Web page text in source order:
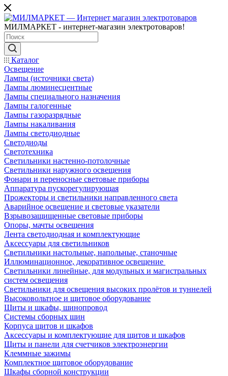
МИЛМАРКЕТ - интернет-магазин электротоваров!
Каталог
Освещение
Лампы (источники света)
Лампы люминесцентные
Лампы специального назначения
Лампы галогенные
Лампы газоразрядные
Лампы накаливания
Лампы светодиодные
Светодиоды
Светотехника
Светильники настенно-потолочные
Светильники наружного освещения
Фонари и переносные световые приборы
Аппаратура пускорегулирующая
Прожекторы и светильники направленного света
Аварийное освещение и световые указатели
Взрывозащищенные световые приборы
Опоры, мачты освещения
Лента светодиодная и комплектующие
Аксессуары для светильников
Светильники настольные, напольные, станочные
Иллюминационное, декоративное освещение
Светильники линейные, для модульных и магистральных
систем освещения
Светильники для освещения высоких пролётов и туннелей
Высоковольтное и щитовое оборудование
Щиты и шкафы, шинопровод
Системы сборных шин
Корпуса щитов и шкафов
Аксессуары и комплектующие для щитов и шкафов
Щиты и панели для счетчиков электроэнергии
Клеммные зажимы
Комплектное щитовое оборудование
Шкафы сборной конструкции